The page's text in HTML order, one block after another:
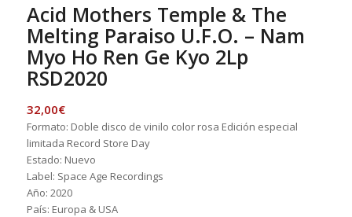
Acid Mothers Temple & The
Melting Paraiso U.F.O. – Nam
Myo Ho Ren Ge Kyo 2Lp
RSD2020
32,00€
Formato: Doble disco de vinilo color rosa Edición especial
limitada Record Store Day
Estado: Nuevo
Label: Space Age Recordings
Año: 2020
País: Europa & USA